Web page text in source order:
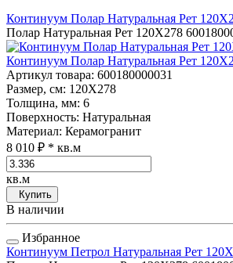
Континуум Полар Натуральная Рет
Полар Натуральная Рет 120Х278
Континуум Полар Натуральная Рет
Артикул товара: 600180000031
Размер, см: 120Х278
Толщина, мм: 6
Поверхность: Натуральная
Материал: Керамогранит
8 010 ₽ * кв.м
кв.м
Купить
В наличии
Избранное
Континуум Петрол Натуральная Рет